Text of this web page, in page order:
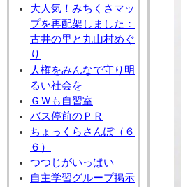
大人気！みちくさマッ
プを再配架しました：
古井の里と丸山村めぐ
り
人権をみんなで守り明
るい社会を
ＧＷも自習室
バス停前のＰＲ
ちょっくらさんぽ（６
６）
つつじがいっぱい
自主学習グループ掲示